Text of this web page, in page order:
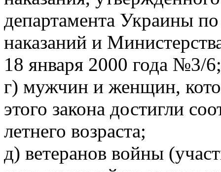
департамента Украины
наказаний и
18 января 2000 года №3/6;
г) мужчин и женщин,
этого закона достигли
летнего возраста;
д) ветеранов войны